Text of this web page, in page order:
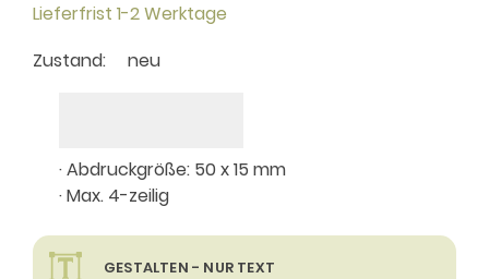
Lieferfrist 1-2 Werktage
Zustand:
neu
· Abdruckgröße: 50 x 15 mm
· Max. 4-zeilig
GESTALTEN - NUR TEXT